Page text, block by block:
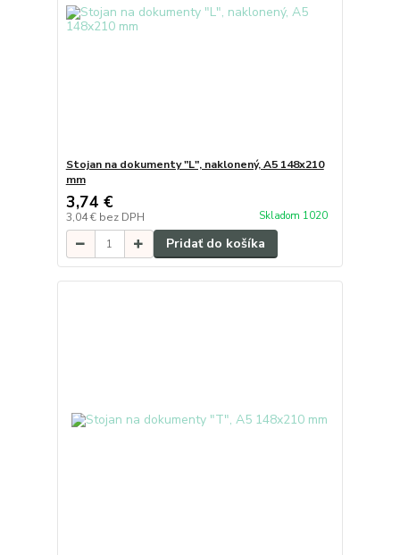
Stojan na dokumenty "L", naklonený, A5 148x210
mm
3,74 €
3,04 € bez DPH Skladom 1020
Pridať do košíka